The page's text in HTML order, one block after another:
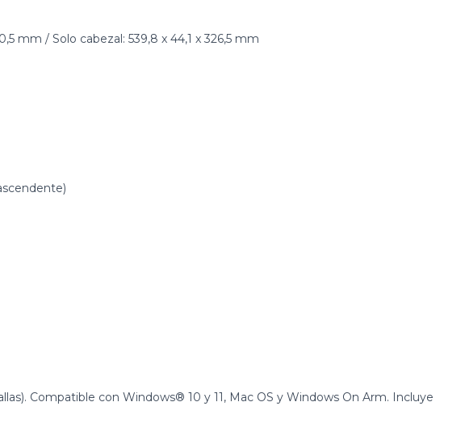
mm / Solo cabezal: 539,8 x 44,1 x 326,5 mm
Compatible con Windows® 10 y 11, Mac OS y Windows On Arm. Incluye